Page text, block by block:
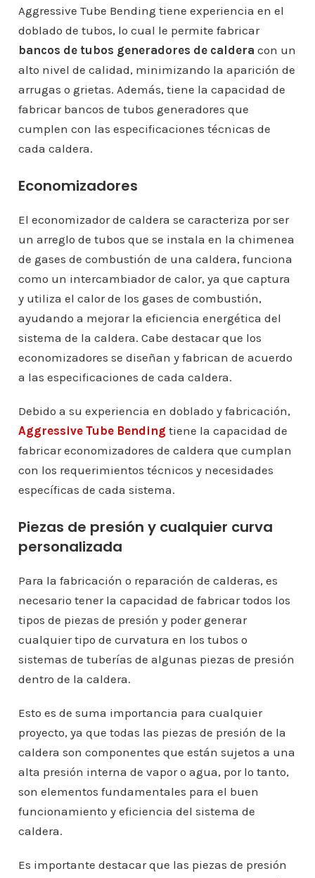
Aggressive Tube Bending tiene experiencia en el
doblado de tubos, lo cual le permite fabricar
bancos de tubos generadores de caldera con un
alto nivel de calidad, minimizando la aparición de
arrugas o grietas. Además, tiene la capacidad de
fabricar bancos de tubos generadores que
cumplen con las especificaciones técnicas de
cada caldera.
Economizadores
El economizador de caldera se caracteriza por ser
un arreglo de tubos que se instala en la chimenea
de gases de combustión de una caldera, funciona
como un intercambiador de calor, ya que captura
y utiliza el calor de los gases de combustión,
ayudando a mejorar la eficiencia energética del
sistema de la caldera. Cabe destacar que los
economizadores se diseñan y fabrican de acuerdo
a las especificaciones de cada caldera.
Debido a su experiencia en doblado y fabricación,
Aggressive Tube Bending tiene la capacidad de
fabricar economizadores de caldera que cumplan
con los requerimientos técnicos y necesidades
específicas de cada sistema.
Piezas de presión y cualquier curva
personalizada
Para la fabricación o reparación de calderas, es
necesario tener la capacidad de fabricar todos los
tipos de piezas de presión y poder generar
cualquier tipo de curvatura en los tubos o
sistemas de tuberías de algunas piezas de presión
dentro de la caldera.
Esto es de suma importancia para cualquier
proyecto, ya que todas las piezas de presión de la
caldera son componentes que están sujetos a una
alta presión interna de vapor o agua, por lo tanto,
son elementos fundamentales para el buen
funcionamiento y eficiencia del sistema de
caldera.
Es importante destacar que las piezas de presión